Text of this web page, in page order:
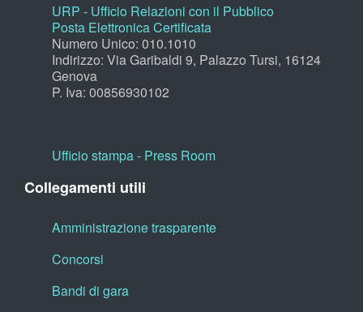
URP - Ufficio Relazioni con il Pubblico
Posta Elettronica Certificata
Numero Unico: 010.1010
Indirizzo: Via Garibaldi 9, Palazzo Tursi, 16124
Genova
P. Iva: 00856930102
Ufficio stampa - Press Room
Collegamenti utili
Amministrazione trasparente
Concorsi
Bandi di gara